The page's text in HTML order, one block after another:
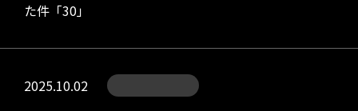
た件「30」
2025.10.02